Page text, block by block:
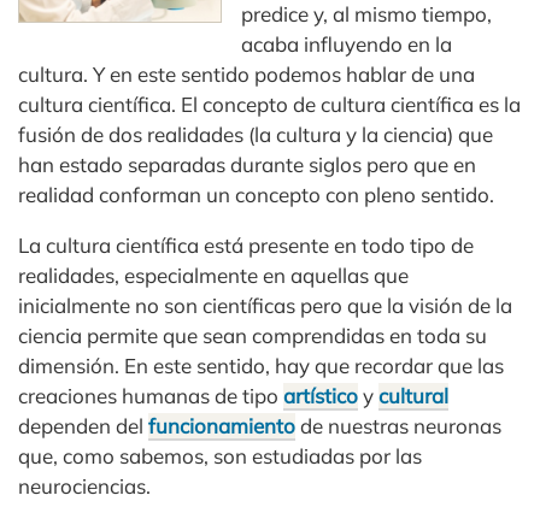
predice y, al mismo tiempo,
acaba influyendo en la
cultura. Y en este sentido podemos hablar de una
cultura científica. El concepto de cultura científica es la
fusión de dos realidades (la cultura y la ciencia) que
han estado separadas durante siglos pero que en
realidad conforman un concepto con pleno sentido.
La cultura científica está presente en todo tipo de
realidades, especialmente en aquellas que
inicialmente no son científicas pero que la visión de la
ciencia permite que sean comprendidas en toda su
dimensión. En este sentido, hay que recordar que las
creaciones humanas de tipo artísticoycultural
dependen del funcionamientode nuestras neuronas
que, como sabemos, son estudiadas por las
neurociencias.